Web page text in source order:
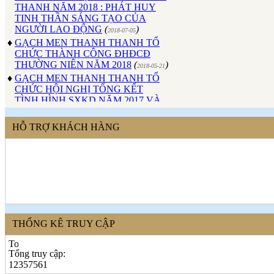
TINH THẦN SÁNG TẠO CỦA
NGƯỜI LAO ĐỘNG (2018-07-05)
GẠCH MEN THANH THANH TỔ
CHỨC THÀNH CÔNG ĐHĐCĐ
THƯỜNG NIÊN NĂM 2018 (2018-05-21
GẠCH MEN THANH THANH TỔ
CHỨC HỘI NGHỊ TỔNG KẾT
TÌNH HÌNH SXKD NĂM 2017 VÀ
TRIỂN KHAI HOẠT ĐỘNG SXKD
CÔNG ĐOÀN CÔNG TY GẠCH
MEN THANH THANH TỔ CHỨC
QUỐC KHÁNH 2/9. (2017-10-02)
GẠCH MEN THANH THANH TỔ
CHỨC THÀNH CÔNG HỘI NGHỊ
ĐẠI BIỂU NGƯỜI LAO ĐỘNG
NĂM 2017 (
♦ Sử dụng vật liệu thân thiện với môi
HỖ TRỢ KHÁCH HÀNG
THỐNG KÊ TRUY CẬP
Tổng truy cập:
12357561